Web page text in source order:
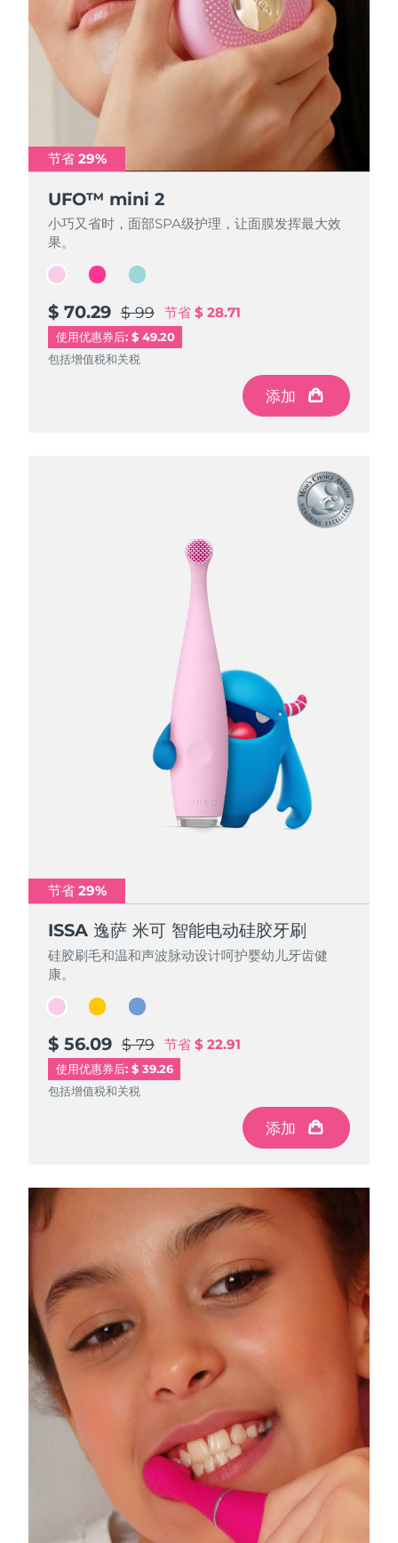
节省 29%
UFO™ mini 2
小巧又省时，面部SPA级护理，让面膜发挥最大效
果。
$ 70.29 $ 99 节省 $ 28.71
使用优惠券后: $ 49.20
包括增值税和关税
添加
节省 29%
UFO™ mini 2
小巧又省时，面部SPA级护理，让面膜发挥最大效
果。
$ 70.29 $ 99 节省 $ 28.71
包括增值税和关税
添加
节省 29%
UFO™ mini 2
小巧又省时，面部SPA级护理，让面膜发挥最大效
果。
$ 70.29 $ 99 节省 $ 28.71
包括增值税和关税
添加
节省 29%
ISSA 逸萨 米可 智能电动硅胶牙刷
硅胶刷毛和温和声波脉动设计呵护婴幼儿牙齿健
康。
$ 56.09 $ 79 节省 $ 22.91
使用优惠券后: $ 39.26
包括增值税和关税
添加
节省 29%
ISSA 逸萨 米可 智能电动硅胶牙刷
硅胶刷毛和温和声波脉动设计呵护婴幼儿牙齿健
康。
$ 56.09 $ 79 节省 $ 22.91
包括增值税和关税
添加
节省 29%
ISSA 逸萨 米可 智能电动硅胶牙刷
硅胶刷毛和温和声波脉动设计呵护婴幼儿牙齿健
康。
$ 56.09 $ 79 节省 $ 22.91
包括增值税和关税
添加